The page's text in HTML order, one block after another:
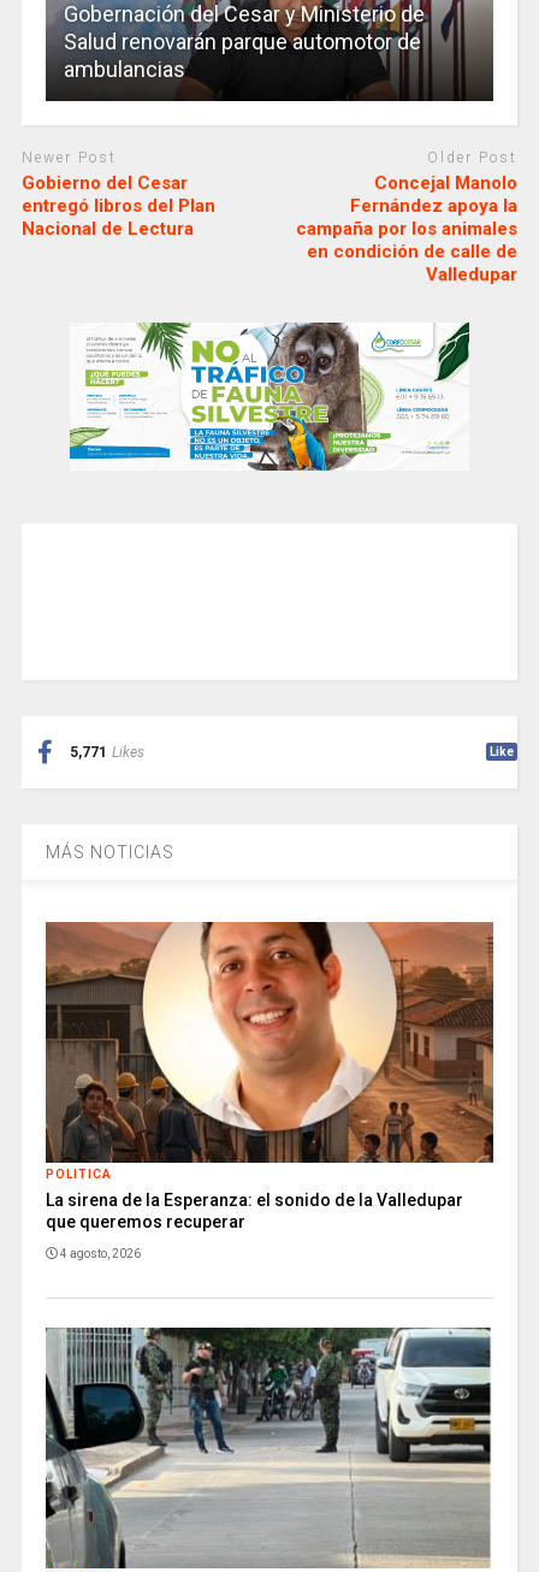
Gobernación del Cesar y Ministerio de
Salud renovarán parque automotor de
ambulancias
Newer Post
Gobierno del Cesar
entregó libros del Plan
Nacional de Lectura
Older Post
Concejal Manolo
Fernández apoya la
campaña por los animales
en condición de calle de
Valledupar
5,771 Likes Like
MÁS NOTICIAS
POLITICA
La sirena de la Esperanza: el sonido de la Valledupar
que queremos recuperar
4 agosto, 2026